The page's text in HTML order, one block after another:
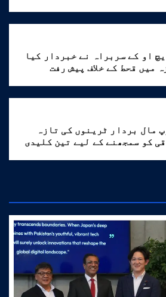
او کے سربراہ نے خبردار کیا
میں قحط کے خلاف پیش رفت
مال بردار ٹرینوں کی تازہ
کو سمجھنے کے لیے تین کلیدی